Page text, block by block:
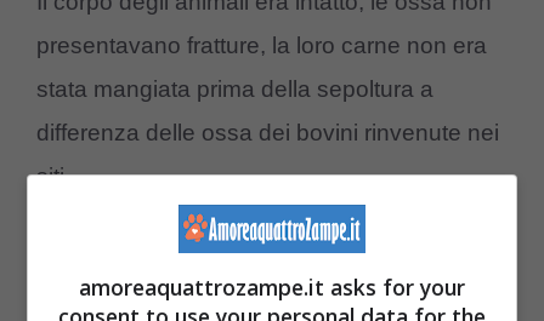
presentavano fratture, la loro carne non era
stata mangiata prima della sepoltura a
differenza delle ossa dei bovini rinvenute nei
siti.
Al contrario, il corpo dei cani era stato
disposto in modo delicato e accurato vicino
amoreaquattrozampe.it asks for your